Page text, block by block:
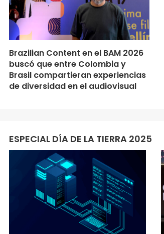
Brazilian Content en el BAM 2026
buscó que entre Colombia y
Brasil compartieran experiencias
de diversidad en el audiovisual
ESPECIAL DÍA DE LA TIERRA 2025